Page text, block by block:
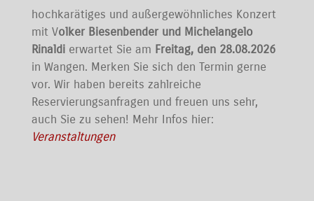
hochkarätiges und außergewöhnliches Konzert
mit Volker Biesenbender und Michelangelo
Rinaldierwartet Sie am Freitag, den 28.08.2026
in Wangen. Merken Sie sich den Termin gerne
vor. Wir haben bereits zahlreiche
Reservierungsanfragen und freuen uns sehr,
auch Sie zu sehen! Mehr Infos hier:
Veranstaltungen